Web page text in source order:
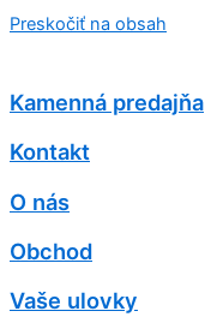
Preskočiť na obsah
Kamenná predajňa
Kontakt
O nás
Obchod
Vaše ulovky